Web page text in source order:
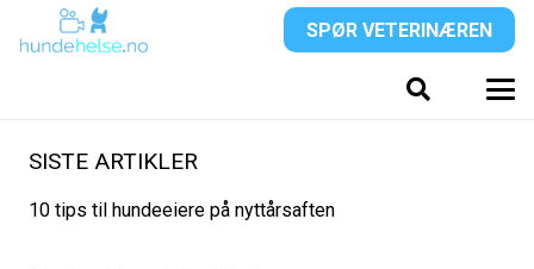
SPØR VETERINÆREN
SISTE ARTIKLER
10 tips til hundeeiere på nyttårsaften